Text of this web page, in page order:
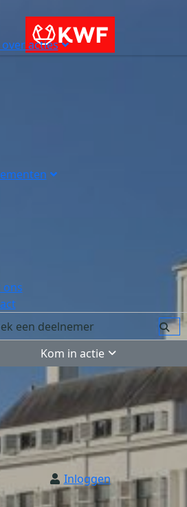
acties
ons
Kom in actie
Inloggen